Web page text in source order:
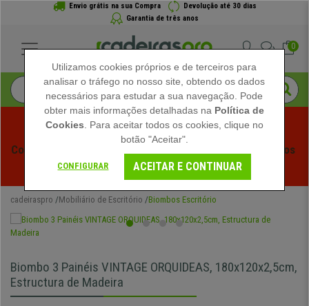
Envio grátis na sua Compra
Devolução até 30 dias
Garantia de três anos
0
Começam os Saldos de Verão em Cadeiraspro! Descontos
Exclusivos por Tempo Limitado - Ver Promoção
cadeiraspro Mobiliário de Escritório Biombos Escritório
Biombo 3 Painéis VINTAGE ORQUIDEAS, 180x120x2,5cm,
Estructura de Madeira
Utilizamos cookies próprios e de terceiros para
analisar o tráfego no nosso site, obtendo os dados
necessários para estudar a sua navegação. Pode
obter mais informações detalhadas na Política de
Cookies . Para aceitar todos os cookies, clique no
botão "Aceitar".
CONFIGURAR ACEITAR E CONTINUAR